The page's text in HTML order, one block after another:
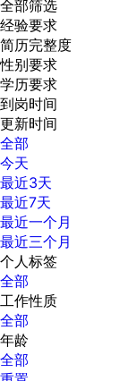
全部筛选
经验要求
简历完整度
性别要求
学历要求
到岗时间
更新时间
全部
今天
最近3天
最近7天
最近一个月
最近三个月
个人标签
全部
工作性质
全部
年龄
全部